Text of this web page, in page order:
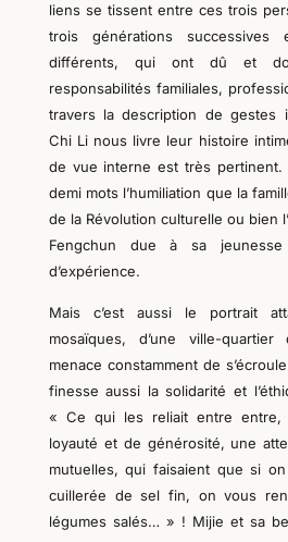
liens se tissent entre ces trois
trois générations
différents, qui ont dû et
responsabilités familiales,
travers la description de gestes
Chi Li nous livre leur histoire
de vue interne est très pertinent.
demi mots l’humiliation que la
de la Révolution culturelle ou bien
Fengchun due à sa
d’expérience.
Mais c’est aussi le portrait
mosaïques, d’une ville-
menace constamment de
finesse aussi la solidarité et
« Ce qui les reliait entre entre,
loyauté et de générosité, une
mutuelles, qui faisaient que si
cuillerée de sel fin, on vous
légumes salés… » ! Mijie et sa